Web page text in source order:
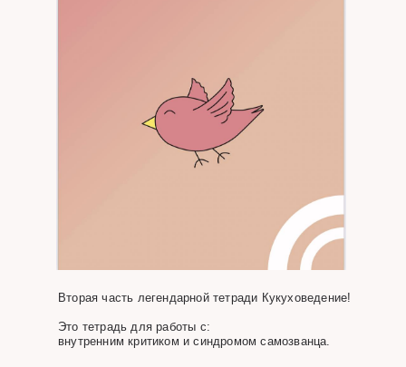
Вторая часть легендарной тетради Кукуховедение!
Это тетрадь для работы с:
внутренним критиком и синдромом самозванца.